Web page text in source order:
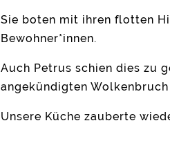
Sie boten mit ihren flotten
Bewohner*innen.
Auch Petrus schien dies zu
angekündigten
Unsere Küche zauberte